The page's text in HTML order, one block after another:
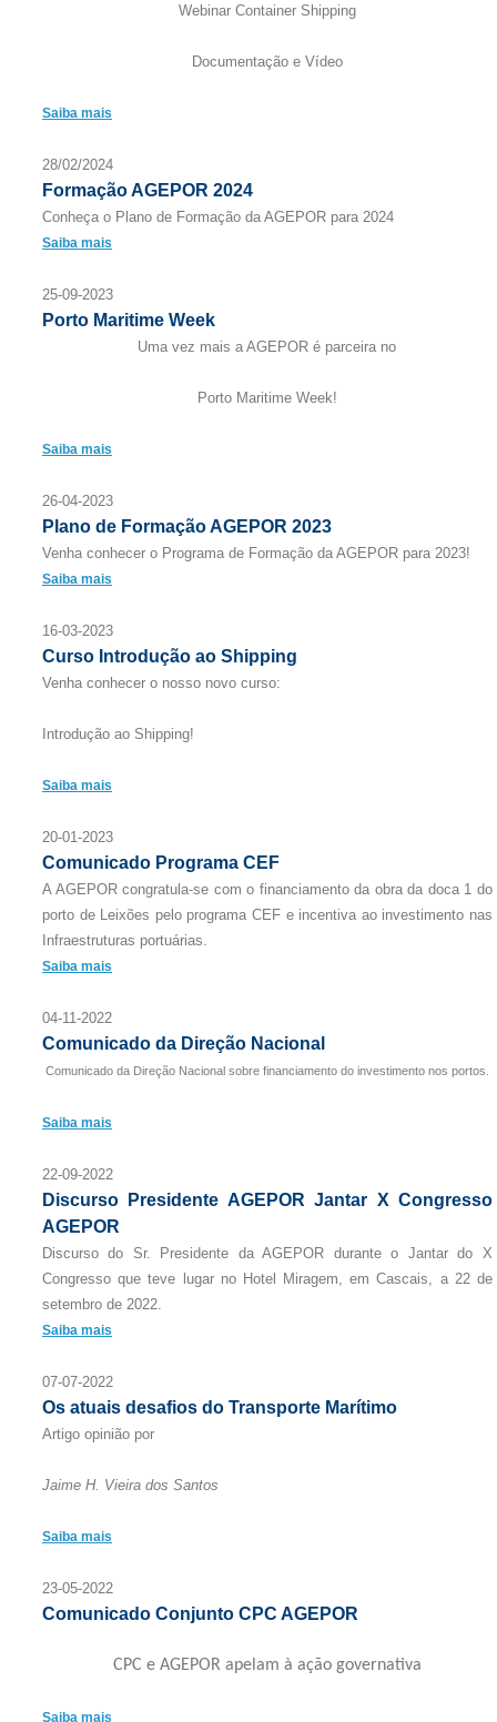
Webinar Container Shipping
Documentação e Vídeo
Saiba mais
28/02/2024
Formação AGEPOR 2024
Conheça o Plano de Formação da AGEPOR para 2024
Saiba mais
25-09-2023
Porto Maritime Week
Uma vez mais a AGEPOR é parceira no
Porto Maritime Week!
Saiba mais
26-04-2023
Plano de Formação AGEPOR 2023
Venha conhecer o Programa de Formação da AGEPOR para 2023!
Saiba mais
16-03-2023
Curso Introdução ao Shipping
Venha conhecer o nosso novo curso:
Introdução ao Shipping!
Saiba mais
20-01-2023
Comunicado Programa CEF
A AGEPOR congratula-se com o financiamento da obra da doca 1 do
porto de Leixões pelo programa CEF e incentiva ao investimento nas
Infraestruturas portuárias.
Saiba mais
04-11-2022
Comunicado da Direção Nacional
Comunicado da Direção Nacional sobre financiamento do investimento nos portos.
Saiba mais
22-09-2022
Discurso Presidente AGEPOR Jantar X Congresso
AGEPOR
Discurso do Sr. Presidente da AGEPOR durante o Jantar do X
Congresso que teve lugar no Hotel Miragem, em Cascais, a 22 de
setembro de 2022.
Saiba mais
07-07-2022
Os atuais desafios do Transporte Marítimo
Artigo opinião por
Jaime H. Vieira dos Santos
Saiba mais
23-05-2022
Comunicado Conjunto CPC AGEPOR
CPC e AGEPOR apelam à ação governativa
Saiba mais